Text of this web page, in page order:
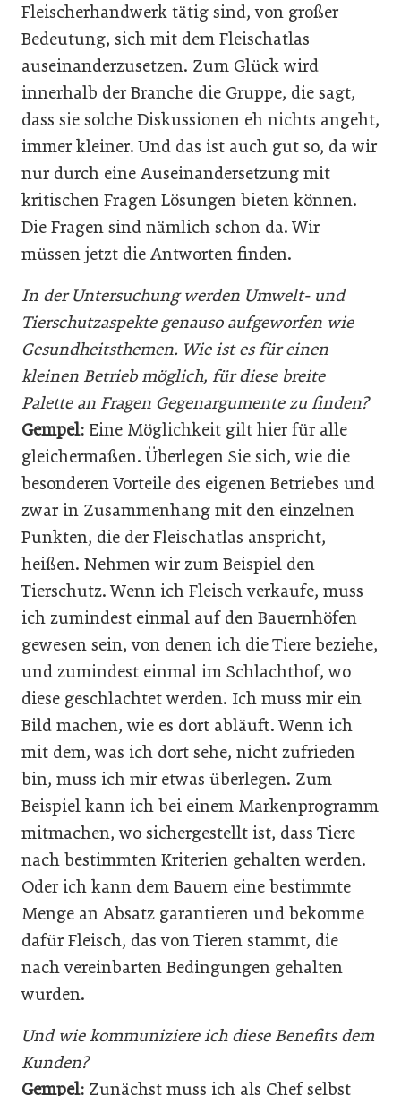
Fleischerhandwerk tätig sind, von großer
Bedeutung, sich mit dem Fleischatlas
auseinanderzusetzen. Zum Glück wird
innerhalb der Branche die Gruppe, die sagt,
dass sie solche Diskussionen eh nichts angeht,
immer kleiner. Und das ist auch gut so, da wir
nur durch eine Auseinandersetzung mit
kritischen Fragen Lösungen bieten können.
Die Fragen sind nämlich schon da. Wir
müssen jetzt die Antworten finden.
In der Untersuchung werden Umwelt- und
Tierschutzaspekte genauso aufgeworfen wie
Gesundheitsthemen. Wie ist es für einen
kleinen Betrieb möglich, für diese breite
Palette an Fragen Gegenargumente zu finden?
Gempel: Eine Möglichkeit gilt hier für alle
gleichermaßen. Überlegen Sie sich, wie die
besonderen Vorteile des eigenen Betriebes und
zwar in Zusammenhang mit den einzelnen
Punkten, die der Fleischatlas anspricht,
heißen. Nehmen wir zum Beispiel den
Tierschutz. Wenn ich Fleisch verkaufe, muss
ich zumindest einmal auf den Bauernhöfen
gewesen sein, von denen ich die Tiere beziehe,
und zumindest einmal im Schlachthof, wo
diese geschlachtet werden. Ich muss mir ein
Bild machen, wie es dort abläuft. Wenn ich
mit dem, was ich dort sehe, nicht zufrieden
bin, muss ich mir etwas überlegen. Zum
Beispiel kann ich bei einem Markenprogramm
mitmachen, wo sichergestellt ist, dass Tiere
nach bestimmten Kriterien gehalten werden.
Oder ich kann dem Bauern eine bestimmte
Menge an Absatz garantieren und bekomme
dafür Fleisch, das von Tieren stammt, die
nach vereinbarten Bedingungen gehalten
wurden.
Und wie kommuniziere ich diese Benefits dem
Kunden?
Gempel: Zunächst muss ich als Chef selbst